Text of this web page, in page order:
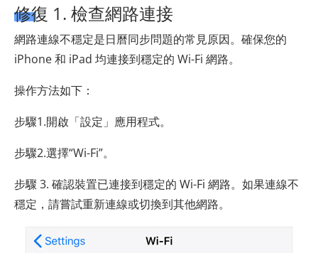
修復 1. 檢查網路連接
網路連線不穩定是日曆同步問題的常見原因。確保您的
iPhone 和 iPad 均連接到穩定的 Wi-Fi 網路。
操作方法如下：
步驟1.開啟「設定」應用程式。
步驟2.選擇“Wi-Fi”。
步驟 3. 確認裝置已連接到穩定的 Wi-Fi 網路。如果連線不
穩定，請嘗試重新連線或切換到其他網路。